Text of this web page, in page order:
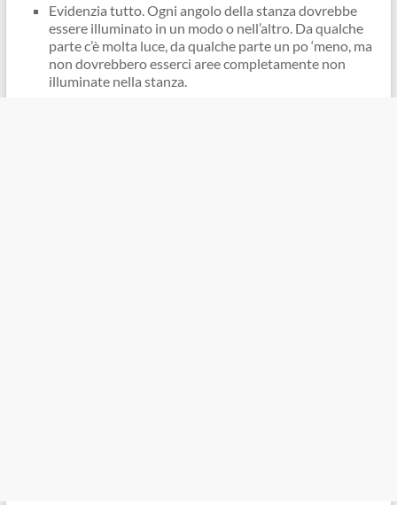
Evidenzia tutto. Ogni angolo della stanza dovrebbe
essere illuminato in un modo o nell’altro. Da qualche
parte c’è molta luce, da qualche parte un po ‘meno, ma
non dovrebbero esserci aree completamente non
illuminate nella stanza.